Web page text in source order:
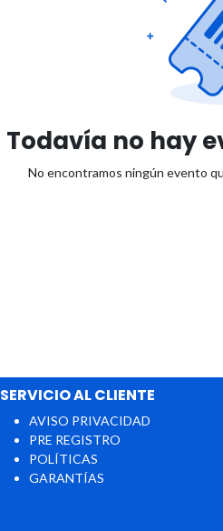
Todavía no hay
No encontramos ningún evento
SERVICIO AL CLIENTE
AVISO PRIVACIDAD
PRE REGISTRO
POLÍTICAS​​
GARANTÍAS